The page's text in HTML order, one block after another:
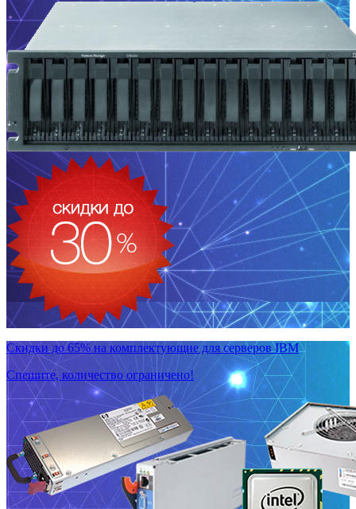
Скидки до 65% на комплектующие для серверов IBM
Спешите, количество ограничено!